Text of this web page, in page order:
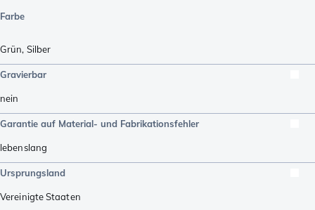
Farbe
Grün, Silber
Gravierbar
nein
Garantie auf Material- und Fabrikationsfehler
lebenslang
Ursprungsland
Vereinigte Staaten